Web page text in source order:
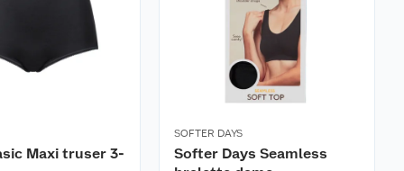
Maxi truser 3-
SOFTER DAYS
Softer Days Seamless